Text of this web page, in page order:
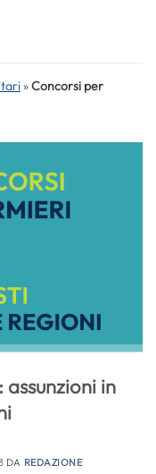
»Concorsi per
in
DA REDAZIONE